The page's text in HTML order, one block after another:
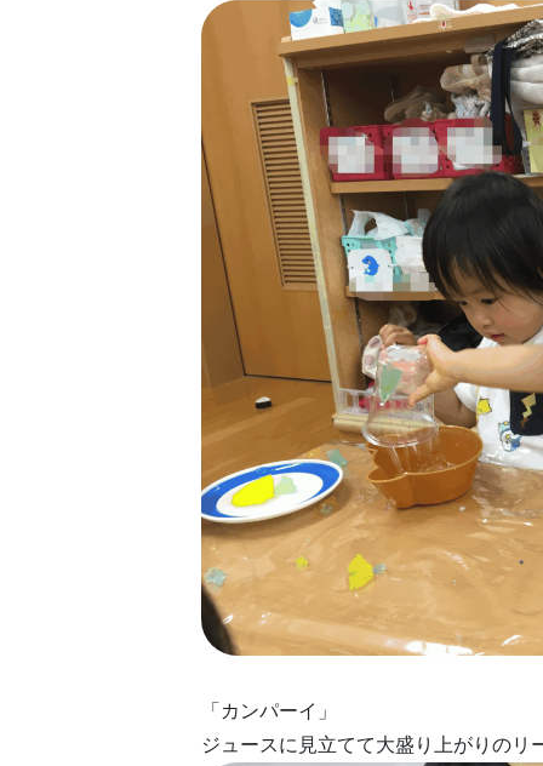
「カンパーイ」
ジュースに見立てて大盛り上がりのリ